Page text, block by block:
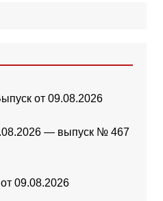
от 09.08.2026
— выпуск № 467
09.08.2026